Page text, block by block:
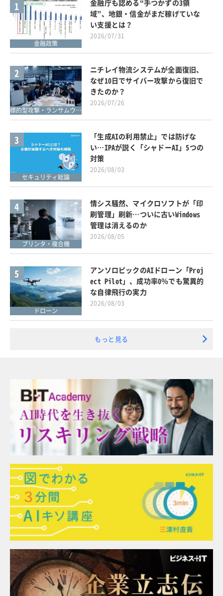
1
金融政策
金融庁も認める“手つかずの3領
域”、地銀・信金がまだ稼げていな
い支援とは？
2026/07/31
2
標的型攻撃・ランサムウェア対策
ニチレイ物流システムが全面復旧、
なぜ10日でサイバー攻撃から復旧で
きたのか？
2026/07/26
3
セキュリティ総論
「生成AIの利用禁止」では防げな
い…IPAが説く「シャドーAI」5つの
対策
2026/08/03
4
プリンタ・複合機
情シス騒然、マイクロソフトが「印
刷管理」刷新…ついに古いWindows
管理は消えるのか
2026/08/05
5
ドローン
アンソロピックのAIドローン「Proj
ect Pilot」、成功率0％でも驚異的
な自律飛行の実力
2026/08/03
もっと見る